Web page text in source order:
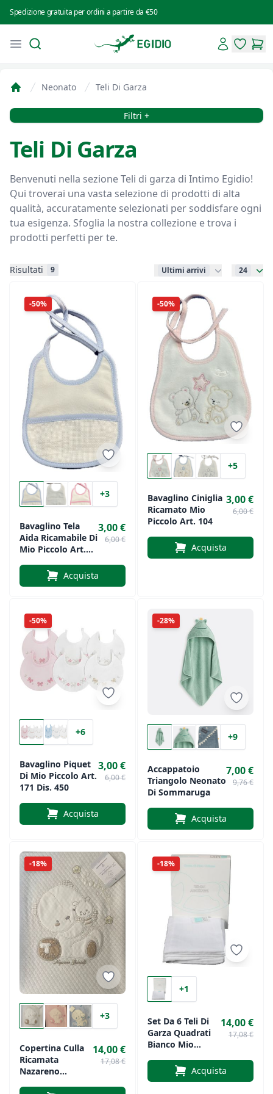
Spedizione gratuita per ordini a partire da €50
Open menu
Search
Intimo Egidio
Account
items in
Neonato Teli Di Garza
Filtri Filtri +
Teli Di Garza
Benvenuti nella sezione Teli di garza di Intimo Egidio!
Qui troverai una vasta selezione di prodotti di alta
qualità, accuratamente selezionati per soddisfare ogni
tua esigenza. Sfoglia la nostra collezione e trova i
prodotti perfetti per te.
Risultati 9 Ultimi arrivi 24
-50%
+3
Bavaglino Tela
Aida Ricamabile Di
Mio Piccolo Art.
3,00 €
6,00 €
Acquista
-50%
+5
Bavaglino Ciniglia
Ricamato Mio
Piccolo Art. 104
3,00 €
6,00 €
Acquista
-50%
+6
Bavaglino Piquet
Di Mio Piccolo Art.
171 Dis. 450
3,00 €
6,00 €
Acquista
-28%
+9
Accappatoio
Triangolo Neonato
Di Sommaruga
7,00 €
9,76 €
Acquista
-18%
+3
Copertina Culla
Ricamata
Nazareno
14,00 €
17,08 €
-18%
+1
Set Da 6 Teli Di
Garza Quadrati
Bianco Mio
14,00 €
17,08 €
Acquista